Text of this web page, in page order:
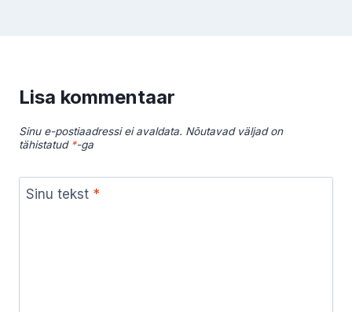
Lisa kommentaar
Sinu e-postiaadressi ei avaldata. Nõutavad väljad on
tähistatud *-ga
Sinu tekst *